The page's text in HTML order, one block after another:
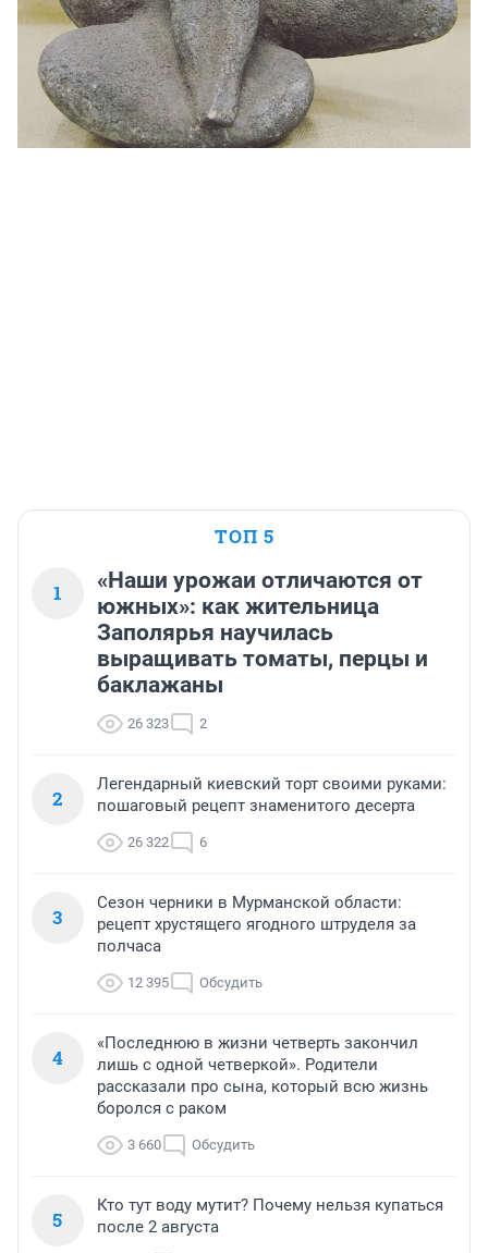
ТОП 5
1
«Наши урожаи отличаются от
южных»: как жительница
Заполярья научилась
выращивать томаты, перцы и
баклажаны
26 323 2
2
Легендарный киевский торт своими руками:
пошаговый рецепт знаменитого десерта
26 322 6
3
Сезон черники в Мурманской области:
рецепт хрустящего ягодного штруделя за
полчаса
12 395 Обсудить
4
«Последнюю в жизни четверть закончил
лишь с одной четверкой». Родители
рассказали про сына, который всю жизнь
боролся с раком
3 660 Обсудить
5
Кто тут воду мутит? Почему нельзя купаться
после 2 августа